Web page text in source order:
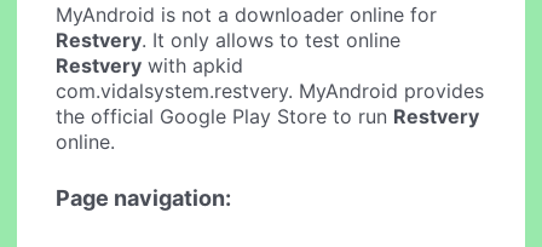
MyAndroid is not a downloader online for
Restvery. It only allows to test online
Restvery with apkid
com.vidalsystem.restvery. MyAndroid provides
the official Google Play Store to run Restvery
online.
Page navigation: